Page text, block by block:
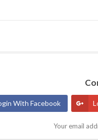
With Facebook
Your email